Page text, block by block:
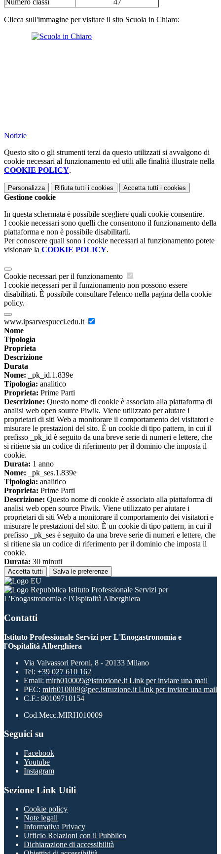
Numero classi
47
Clicca sull'immagine per visitare il sito Scuola in Chiaro:
Notizie
Questo sito o gli strumenti terzi da questo utilizzati si avvalgono di
cookie necessari al funzionamento ed utili alle finalità illustrate nella
COOKIE POLICY.
Personalizza Rifiuta tutti i cookies Accetta tutti i cookies
Gestione cookie
In questa schermata è possibile scegliere quali cookie consentire.
I cookie necessari sono quelli che consentono il funzionamento della
piattaforma e non è possibile disabilitarli.
Per conoscere quali sono i cookie necessari al funzionamento potete
visionare la COOKIE POLICY.
Cookie necessari per il funzionamento
I cookie necessari per il funzionamento non possono essere
disabilitati. È possibile consultare l'elenco nella pagina della cookie
policy.
www.ipsarvespucci.edu.it
Nome
Tipologia
Proprieta
Descrizione
Durata
Nome: _pk_id.1.839e
Tipologia: analitico
Proprieta: Prime Parti
Descrizione: Questo nome di cookie è associato alla piattaforma di
analisi web open source Piwik. Viene utilizzato per aiutare i
proprietari di siti Web a monitorare il comportamento dei visitatori e
misurare le prestazioni del sito. È un cookie di tipo pattern, in cui il
prefisso _pk_id è seguito da una breve serie di numeri e lettere, che
si ritiene sia un codice di riferimento per il dominio che imposta il
cookie.
Durata: 1 anno
Nome: _pk_ses.1.839e
Tipologia: analitico
Proprieta: Prime Parti
Descrizione: Questo nome di cookie è associato alla piattaforma di
analisi web open source Piwik. Viene utilizzato per aiutare i
proprietari di siti Web a monitorare il comportamento dei visitatori e
misurare le prestazioni del sito. È un cookie di tipo pattern, in cui il
prefisso _pk_ses è seguito da una breve serie di numeri e lettere, che
si ritiene sia un codice di riferimento per il dominio che imposta il
cookie.
Durata: 30 minuti
Accetta tutti Salva le preferenze
Istituto Professionale Servizi per
L'Enogastronomia e l'Ospitalità Alberghiera
Contatti
Istituto Professionale Servizi per L'Enogastronomia e
l'Ospitalità Alberghiera
Via Valvassori Peroni, 8 - 20133 Milano
Tel: +39 027 610 162
Email: mirh010009@istruzione.it Link per inviare una mail
PEC: mirh010009@pec.istruzione.it Link per inviare una mail
C.F.: 80109710154
Cod.Mecc.MIRH010009
Seguici su
Facebook
Youtube
Instagram
Sezione Link Utili
Cookie policy
Note legali
Informativa Privacy
Ufficio Relazioni con il Pubblico
Dichiarazione di accessibilità